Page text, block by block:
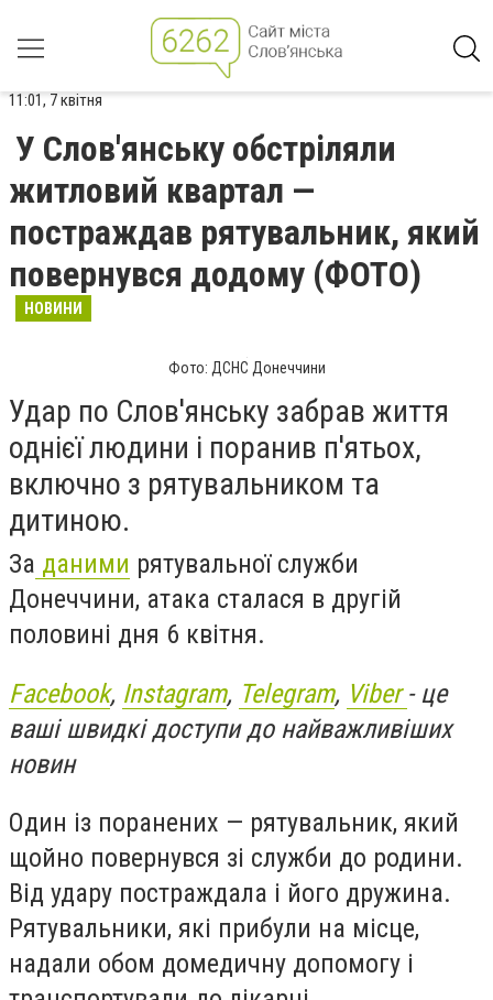
11:01, 7 квітня
У Слов'янську обстріляли
житловий квартал —
постраждав рятувальник, який
повернувся додому (ФОТО)
НОВИНИ
Фото: ДСНС Донеччини
Удар по Слов'янську забрав життя
однієї людини і поранив п'ятьох,
включно з рятувальником та
дитиною.
За даними рятувальної служби
Донеччини, атака сталася в другій
половині дня 6 квітня.
Facebook, Instagram, Telegram, Viber- це
ваші швидкі доступи до найважливіших
новин
Один із поранених — рятувальник, який
щойно повернувся зі служби до родини.
Від удару постраждала і його дружина.
Рятувальники, які прибули на місце,
надали обом домедичну допомогу і